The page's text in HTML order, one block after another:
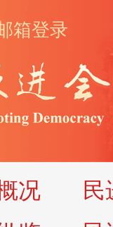
箱登录
况
民